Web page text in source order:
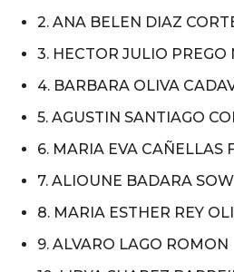
2. ANA BELEN DIAZ
3. HECTOR JULIO PREGO
4. BARBARA OLIVA
5. AGUSTIN SANTIAGO
6. MARIA EVA CAÑELLAS
7. ALIOUNE BADARA
8. MARIA ESTHER REY
9. ALVARO LAGO ROMON